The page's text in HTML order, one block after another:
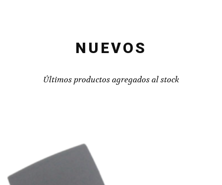
NUEVOS
Últimos productos agregados al stock